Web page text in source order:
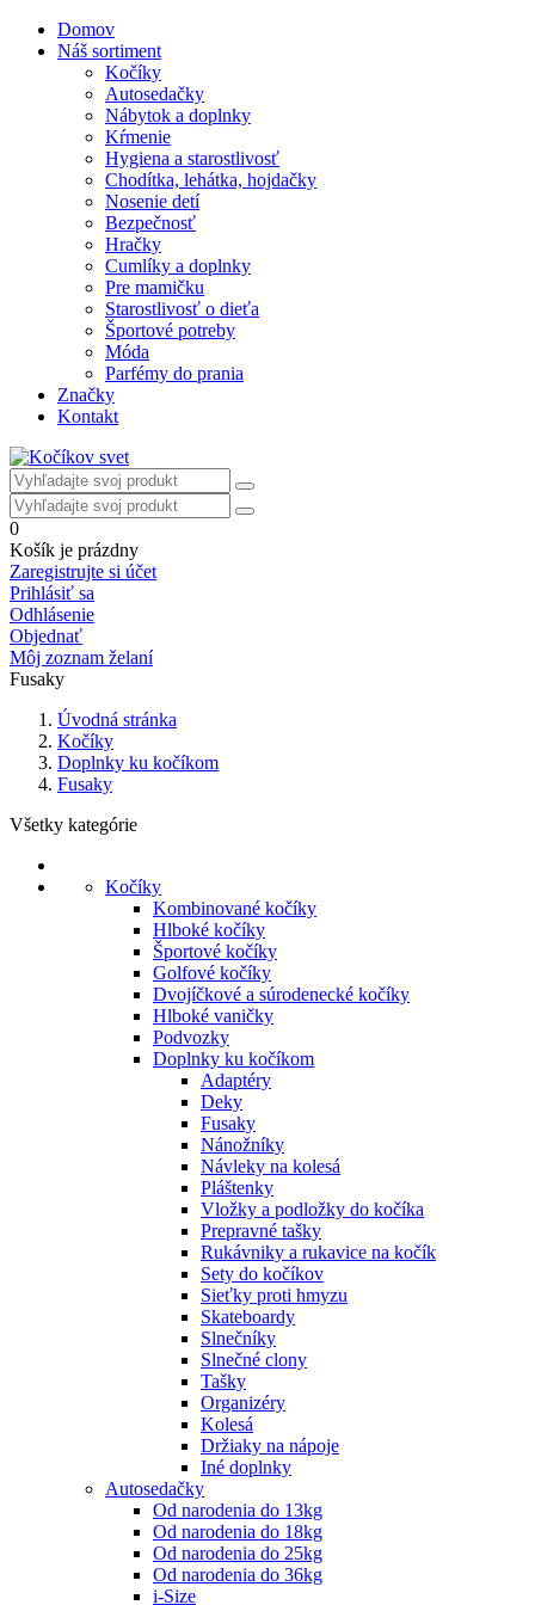
Domov
Náš sortiment
Kočíky
Autosedačky
Nábytok a doplnky
Kŕmenie
Hygiena a starostlivosť
Chodítka, lehátka, hojdačky
Nosenie detí
Bezpečnosť
Hračky
Cumlíky a doplnky
Pre mamičku
Starostlivosť o dieťa
Športové potreby
Móda
Parfémy do prania
Značky
Kontakt
0
Košík je prázdny
Zaregistrujte si účet
Prihlásiť sa
Odhlásenie
Objednať
Môj zoznam želaní
Fusaky
Úvodná stránka
Kočíky
Doplnky ku kočíkom
Fusaky
Všetky kategórie
Kočíky
Kombinované kočíky
Hlboké kočíky
Športové kočíky
Golfové kočíky
Dvojíčkové a súrodenecké kočíky
Hlboké vaničky
Podvozky
Doplnky ku kočíkom
Adaptéry
Deky
Fusaky
Nánožníky
Návleky na kolesá
Pláštenky
Vložky a podložky do kočíka
Prepravné tašky
Rukávniky a rukavice na kočík
Sety do kočíkov
Sieťky proti hmyzu
Skateboardy
Slnečníky
Slnečné clony
Tašky
Organizéry
Kolesá
Držiaky na nápoje
Iné doplnky
Autosedačky
Od narodenia do 13kg
Od narodenia do 18kg
Od narodenia do 25kg
Od narodenia do 36kg
i-Size